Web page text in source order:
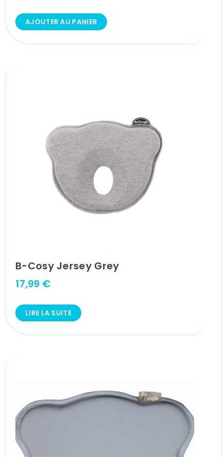
AJOUTER AU PANIER
B-Cosy Jersey Grey
17,99 €
LIRE LA SUITE